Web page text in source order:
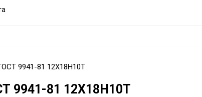
9941-81 12Х18Н10Т
9941-81 12Х18Н10Т